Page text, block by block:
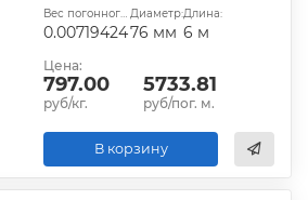
Вес погонного метра, т.:
0.00719424
Диаметр:
76 мм
Длина:
6 м
Цена:
797.00
руб/кг.
5733.81
руб/пог. м.
В корзину